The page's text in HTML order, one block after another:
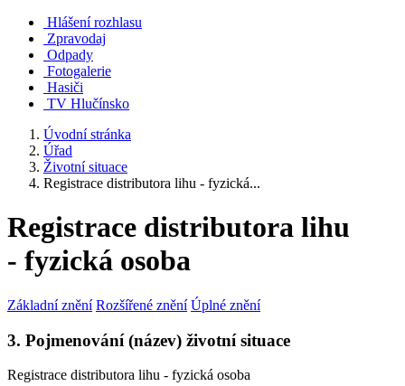
Hlášení rozhlasu
Zpravodaj
Odpady
Fotogalerie
Hasiči
TV Hlučínsko
Úvodní stránka
Úřad
Životní situace
Registrace distributora lihu - fyzická...
Registrace distributora lihu
- fyzická osoba
Základní znění Rozšířené znění Úplné znění
3. Pojmenování (název) životní situace
Registrace distributora lihu - fyzická osoba